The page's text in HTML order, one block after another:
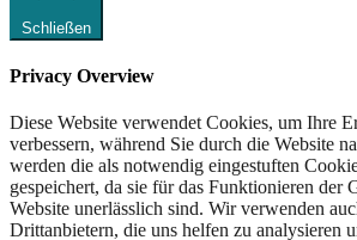
Schließen
Privacy Overview
Diese Website verwendet Cookies, um Ihre
verbessern, während Sie durch die Website
werden die als notwendig eingestuften
gespeichert, da sie für das Funktionieren der
Website unerlässlich sind. Wir verwenden
Drittanbietern, die uns helfen zu analysieren